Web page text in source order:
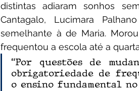
distintas adiaram sonhos
Cantagalo, Lucimara
semelhante à de Maria.
frequentou a escola até a
“Por questões de
obrigatoriedade de
o ensino fundamental